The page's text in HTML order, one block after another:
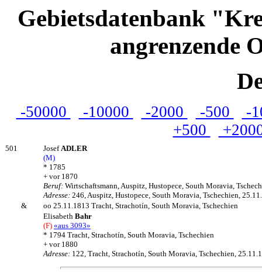
Gebietsdatenbank
angrenzende
-50000 -10000 -2000 -500
-
+500
501 JosefADLER
(M)
* 1785
+ vor 1870
Beruf: Wirtschaftsmann, Auspitz, Hustopece, South Moravia,
Adresse: 246, Auspitz, Hustopece, South Moravia, Tschechien,
&
oo 25.11.1813 Tracht, Strachotín, South Moravia, Tschechien
Elisabeth Bahr
(F) «aus 3093»
* 1794 Tracht, Strachotín, South Moravia, Tschechien
+ vor 1880
Adresse: 122, Tracht, Strachotín, South Moravia, Tschechien,